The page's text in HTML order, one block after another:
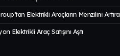
Elektrikli Araçların Menzilini
Elektrikli Araç Satışını Aştı